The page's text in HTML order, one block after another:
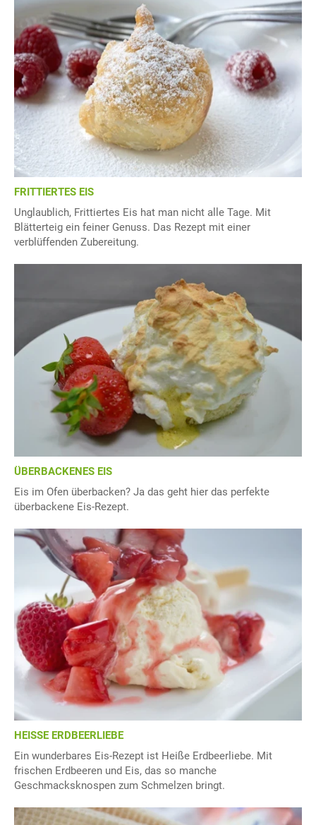
FRITTIERTES EIS
Unglaublich, Frittiertes Eis hat man nicht alle Tage. Mit
Blätterteig ein feiner Genuss. Das Rezept mit einer
verblüffenden Zubereitung.
ÜBERBACKENES EIS
Eis im Ofen überbacken? Ja das geht hier das perfekte
überbackene Eis-Rezept.
HEISSE ERDBEERLIEBE
Ein wunderbares Eis-Rezept ist Heiße Erdbeerliebe. Mit
frischen Erdbeeren und Eis, das so manche
Geschmacksknospen zum Schmelzen bringt.